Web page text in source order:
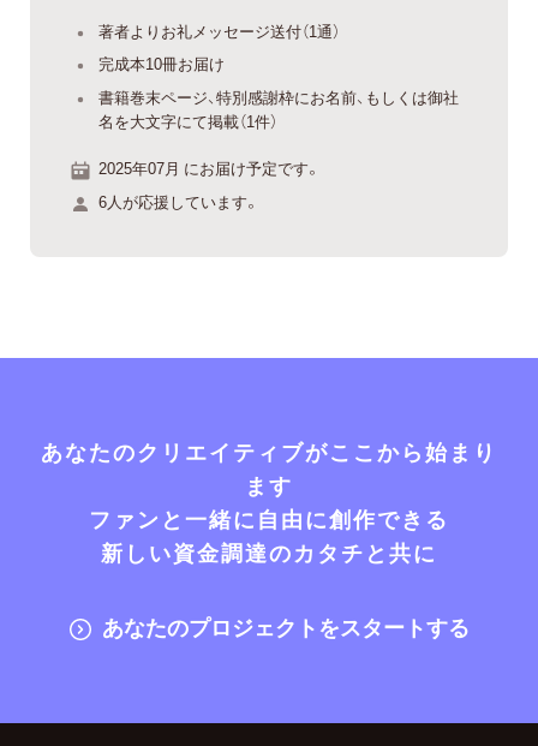
著者よりお礼メッセージ送付（1通）
完成本10冊お届け
書籍巻末ページ、特別感謝枠にお名前、もしくは御社
名を大文字にて掲載（1件）
2025年07月 にお届け予定です。
6人が応援しています。
あなたのクリエイティブがここから始まり
ます
ファンと一緒に自由に創作できる
新しい資金調達のカタチと共に
あなたのプロジェクトをスタートする